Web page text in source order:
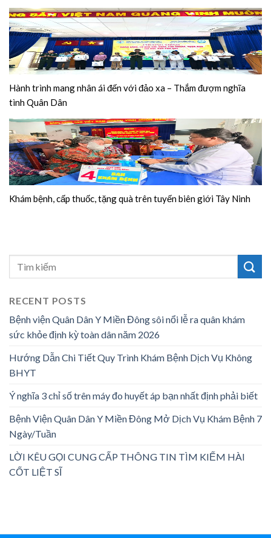
Hành trình mang nhân ái đến với đảo xa – Thắm đượm nghĩa
tình Quân Dân
Khám bệnh, cấp thuốc, tặng quà trên tuyến biên giới Tây Ninh
RECENT POSTS
Bệnh viện Quân Dân Y Miền Đông sôi nổi lễ ra quân khám
sức khỏe định kỳ toàn dân năm 2026
Hướng Dẫn Chi Tiết Quy Trình Khám Bệnh Dịch Vụ Không
BHYT
Ý nghĩa 3 chỉ số trên máy đo huyết áp bạn nhất định phải biết
Bệnh Viện Quân Dân Y Miền Đông Mở Dịch Vụ Khám Bệnh 7
Ngày/Tuần
LỜI KÊU GỌI CUNG CẤP THÔNG TIN TÌM KIẾM HÀI
CỐT LIỆT SĨ